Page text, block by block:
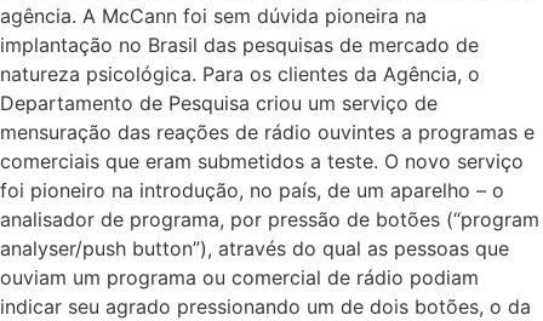
agência. A McCann foi sem dúvida pioneira na
implantação no Brasil das pesquisas de mercado de
natureza psicológica. Para os clientes da Agência, o
Departamento de Pesquisa criou um serviço de
mensuração das reações de rádio ouvintes a programas e
comerciais que eram submetidos a teste. O novo serviço
foi pioneiro na introdução, no país, de um aparelho – o
analisador de programa, por pressão de botões (“program
analyser/push button”), através do qual as pessoas que
ouviam um programa ou comercial de rádio podiam
indicar seu agrado pressionando um de dois botões, o da